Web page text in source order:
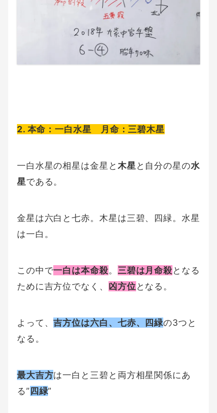
2. 本命：一白水星 月命：三碧木星
一白水星の相星は金星と 木星 と自分の星の水
星である。
金星は六白と七赤。木星は三碧、四緑。水星
は一白。
この中で一白は本命殺。 三碧は月命殺となる
ために吉方位でなく、 凶方位となる。
よって、吉方位は六白、七赤、四緑の3つと
なる。
最大吉方は一白と三碧と両方相星関係にあ
る” 四緑”